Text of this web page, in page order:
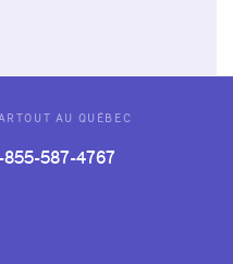
AU QUÉBEC
855-587-4767